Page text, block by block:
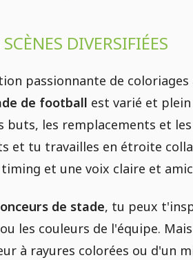
DIVERSIFIÉES
passionnante de
de football est varié et
les remplacements et
et tu travailles en étroite
et une voix claire et
de stade, tu peux
les couleurs de l'équipe.
à rayures colorées ou d'un